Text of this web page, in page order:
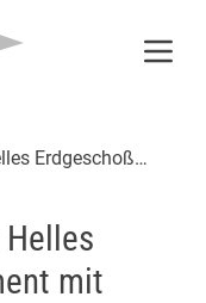
Erdgeschoß
mit